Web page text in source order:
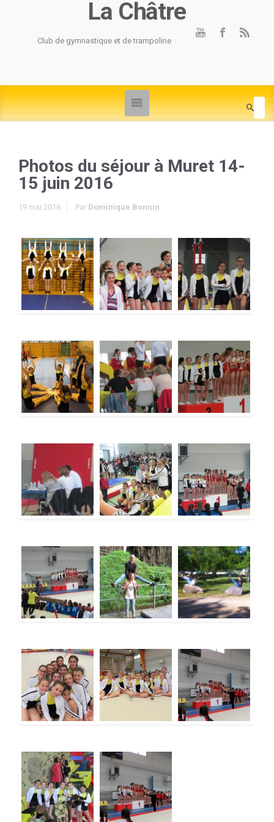
La Châtre
Club de gymnastique et de trampoline
Photos du séjour à Muret 14-
15 juin 2016
19 mai 2016 Par Dominique Bonnin